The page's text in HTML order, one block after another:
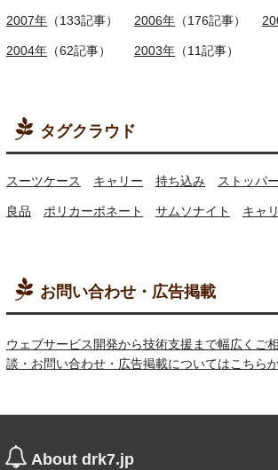
2007年 （133記事） 2006年 （176記事）
2004年 （62記事） 2003年 （11記事）
タグクラウド
スーツケース キャリー 持ち込み ストッパー
良品 ポリカーボネート サムソナイト キャ
お問い合わせ・広告掲載
ウェブサービス開発から技術支援まで幅広くご
談・お問い合わせ・広告掲載についてはこちら
About drk7.jp